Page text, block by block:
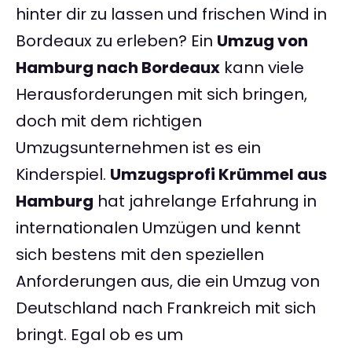
hinter dir zu lassen und frischen Wind in
Bordeaux zu erleben? Ein Umzug von
Hamburg nach Bordeaux kann viele
Herausforderungen mit sich bringen,
doch mit dem richtigen
Umzugsunternehmen ist es ein
Kinderspiel. Umzugsprofi Krümmel aus
Hamburg hat jahrelange Erfahrung in
internationalen Umzügen und kennt
sich bestens mit den speziellen
Anforderungen aus, die ein Umzug von
Deutschland nach Frankreich mit sich
bringt. Egal ob es um